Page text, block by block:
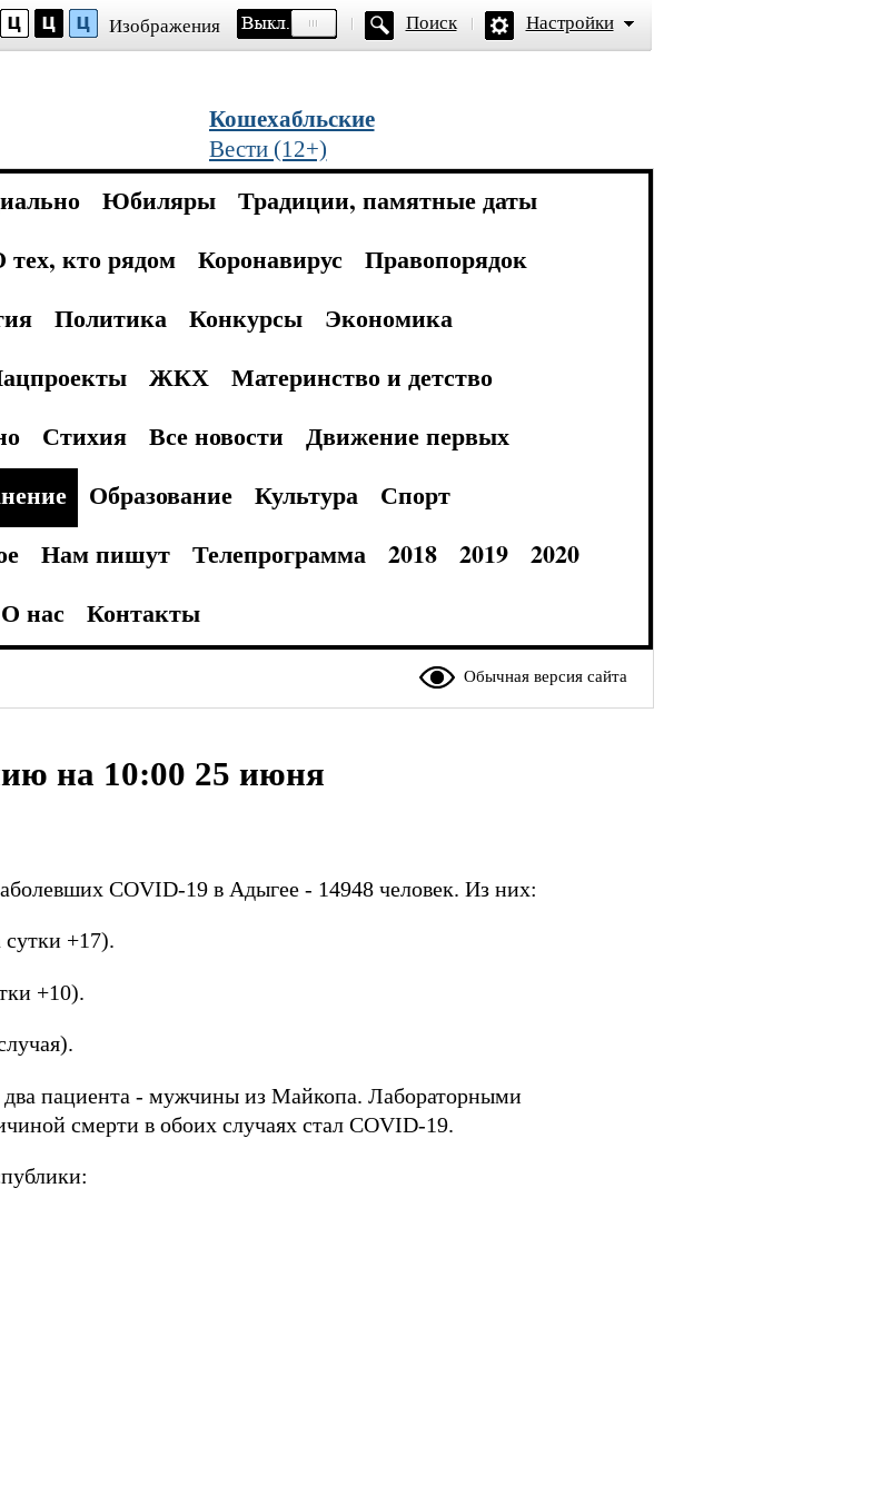
Изображения Поиск Настройки
Кошехабльские
Вести (12+)
Юбиляры
Традиции, памятные даты
тех, кто рядом Коронавирус
Правопорядок
Политика Конкурсы
Экономика
ЖКХ
Материнство и детство
Стихия Все новости
Движение первых
Образование Культура
Спорт
Нам пишут Телепрограмма 2018 2019
2020
О нас Контакты
Обычная версия сайта
на 10:00 25 июня
COVID-19 в Адыгее - 14948 человек. Из них:
сутки +17).
+10).
пациента - мужчины из Майкопа. Лабораторными
смерти в обоих случаях стал COVID-19.